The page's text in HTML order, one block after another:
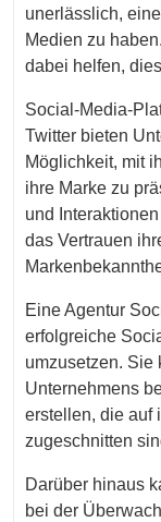
unerlässlich,
Medien zu
dabei helfen,
Social-Media-
Twitter bieten
Möglichkeit, mit
ihre Marke zu
und
das Vertrauen
Eine Agentur
erfolgreiche
umzusetzen. Sie
Unternehmens
erstellen, die auf
zugeschnitten
Darüber hinaus
bei der